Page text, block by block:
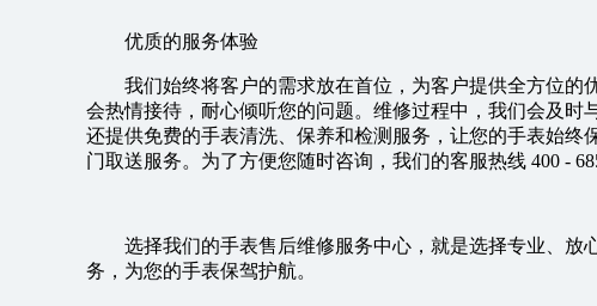
优质的服务体验
我们始终将客户的需求放在首位，为客户提供全方位
会热情接待，耐心倾听您的问题。维修过程中，我们会及时
还提供免费的手表清洗、保养和检测服务，让您的手表始终
门取送服务。为了方便您随时咨询，我们的客服热线 400 -
选择我们的手表售后维修服务中心，就是选择专业、放
务，为您的手表保驾护航。